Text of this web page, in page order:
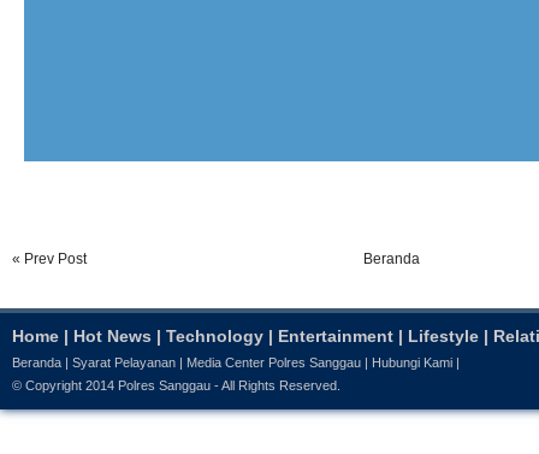
« Prev Post Beranda
Home | Hot News | Technology | Entertainment | Lifestyle |
Beranda Syarat Pelayanan Media Center Polres Sanggau Hubungi Kami
© Copyright 2014 Polres Sanggau - All Rights Reserved.